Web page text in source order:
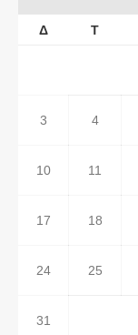
Δ Τ
3 4
10 11
17 18
24 25
31